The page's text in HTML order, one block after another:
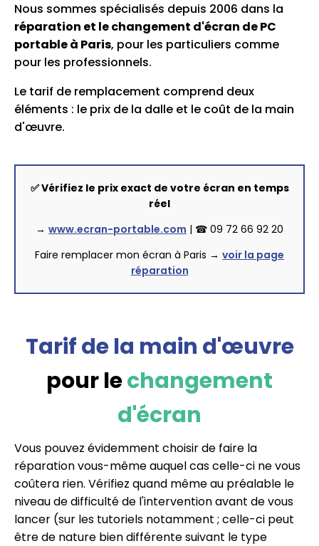
Nous sommes spécialisés depuis 2006 dans la
réparation et le changement d'écran de PC
portable à Paris, pour les particuliers comme
pour les professionnels.
Le tarif de remplacement comprend deux
éléments : le prix de la dalle et le coût de la main
d'œuvre.
✅ Vérifiez le prix exact de votre écran en temps
réel
→ www.ecran-portable.com | ☎ 09 72 66 92 20
Faire remplacer mon écran à Paris → voir la page
réparation
Tarif de la main d'œuvre
pour lechangement
d'écran
Vous pouvez évidemment choisir de faire la
réparation vous-même auquel cas celle-ci ne vous
coûtera rien. Vérifiez quand même au préalable le
niveau de difficulté de l'intervention avant de vous
lancer (sur les tutoriels notamment ; celle-ci peut
être de nature bien différente suivant le type